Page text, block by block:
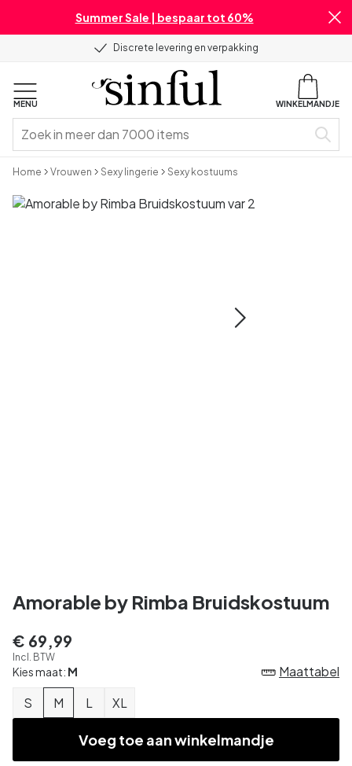
Summer Sale | bespaar tot 60%
Discrete levering en verpakking
MENU WINKELMANDJE
Home Vrouwen Sexy lingerie Sexy kostuums
Amorable by Rimba Bruidskostuum
€ 69,99
Incl. BTW
Kies maat: M
S M L XL
Maattabel
Voeg toe aan winkelmandje